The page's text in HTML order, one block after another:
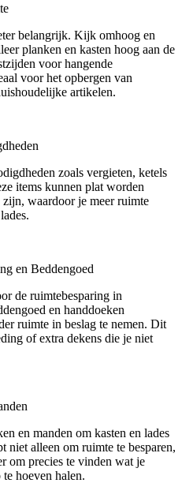
belangrijk. Kijk omhoog en
planken en kasten hoog aan de
voor hangende
voor het opbergen van
artikelen.
zoals vergieten, ketels
items kunnen plat worden
waardoor je meer ruimte
en Beddengoed
de ruimtebesparing in
en handdoeken
ruimte in beslag te nemen. Dit
of extra dekens die je niet
en manden om kasten en lades
niet alleen om ruimte te besparen,
om precies te vinden wat je
hoeven halen.